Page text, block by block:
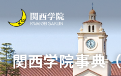
関西学院事典